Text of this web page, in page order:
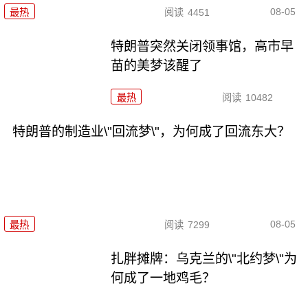
最热 阅读 4451 08-05
特朗普突然关闭领事馆，高市早
苗的美梦该醒了
最热 阅读 10482
特朗普的制造业\"回流梦\"，为何成了回流东大？
最热 阅读 7299 08-05
扎胖摊牌：乌克兰的\"北约梦\"为
何成了一地鸡毛？